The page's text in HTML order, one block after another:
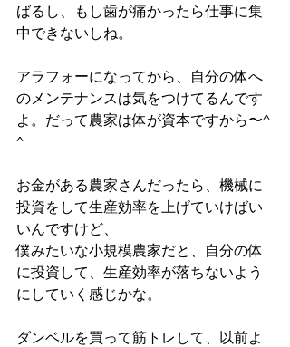
ばるし、もし歯が痛かったら仕事に集
中できないしね。
アラフォーになってから、自分の体へ
のメンテナンスは気をつけてるんです
よ。だって農家は体が資本ですから〜^
^
お金がある農家さんだったら、機械に
投資をして生産効率を上げていけばい
いんですけど、
僕みたいな小規模農家だと、自分の体
に投資して、生産効率が落ちないよう
にしていく感じかな。
ダンベルを買って筋トレして、以前よ